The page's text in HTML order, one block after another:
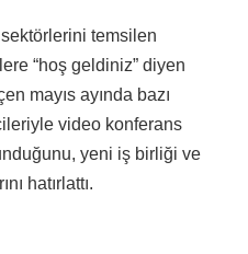
sektörlerini temsilen
“hoş geldiniz” diyen
mayıs ayında bazı
video konferans
yeni iş birliği ve
hatırlattı.